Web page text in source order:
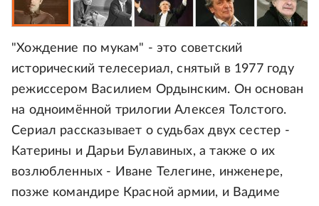
"Хождение по мукам" - это советский
исторический телесериал, снятый в 1977 году
режиссером Василием Ордынским. Он основан
на одноимённой трилогии Алексея Толстого.
Сериал рассказывает о судьбах двух сестер -
Катерины и Дарьи Булавиных, а также о их
возлюбленных - Иване Телегине, инженере,
позже командире Красной армии, и Вадиме